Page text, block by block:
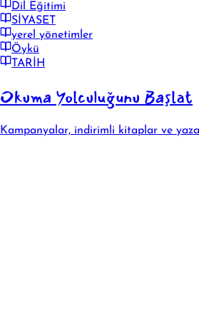
Dil Eğitimi
SİYASET
yerel yönetimler
Öykü
TARİH
Okuma Yolculuğunu Başlat
Kampanyalar, indirimli kitaplar ve